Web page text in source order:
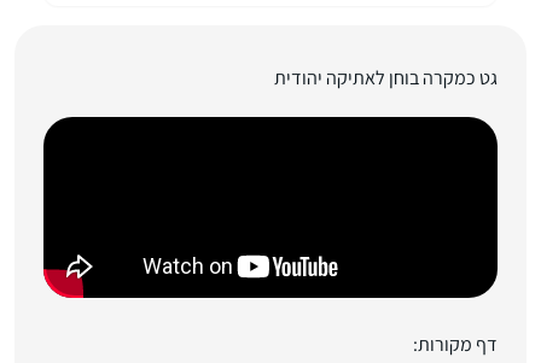
גט כמקרה בוחן לאתיקה יהודית
דף מקורות: